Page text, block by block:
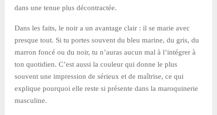
dans une tenue plus décontractée.
Dans les faits, le noir a un avantage clair : il se marie avec
presque tout. Si tu portes souvent du bleu marine, du gris, du
marron foncé ou du noir, tu n’auras aucun mal à l’intégrer à
ton quotidien. C’est aussi la couleur qui donne le plus
souvent une impression de sérieux et de maîtrise, ce qui
explique pourquoi elle reste si présente dans la maroquinerie
masculine.